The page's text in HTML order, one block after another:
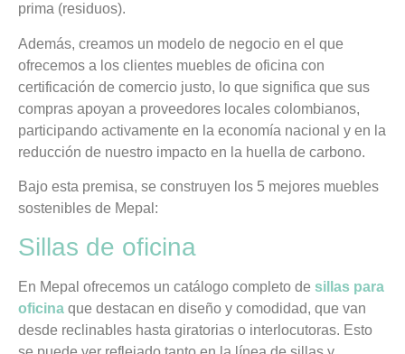
prima (residuos).
Además, creamos un modelo de negocio en el que
ofrecemos a los clientes muebles de oficina con
certificación de comercio justo, lo que significa que sus
compras apoyan a proveedores locales colombianos,
participando activamente en la economía nacional y en la
reducción de nuestro impacto en la huella de carbono.
Bajo esta premisa, se construyen los 5 mejores muebles
sostenibles de Mepal:
Sillas de oficina
En Mepal ofrecemos un catálogo completo de sillas para
oficina que destacan en diseño y comodidad, que van
desde reclinables hasta giratorias o interlocutoras. Esto